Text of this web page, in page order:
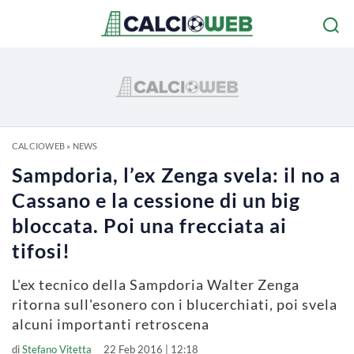
CALCIOWEB» NEWS
Sampdoria, l’ex Zenga svela: il no a
Cassano e la cessione di un big
bloccata. Poi una frecciata ai
tifosi!
L'ex tecnico della Sampdoria Walter Zenga
ritorna sull'esonero con i blucerchiati, poi svela
alcuni importanti retroscena
diStefano Vitetta 22 Feb 2016 | 12:18